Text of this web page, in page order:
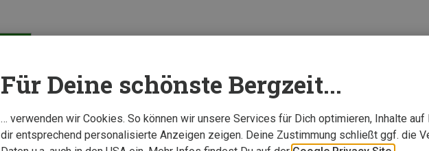
Für Deine schönste Bergzeit...
… verwenden wir Cookies. So können wir unsere Services für Dich optimieren, Inhalte auf
dir entsprechend personalisierte Anzeigen zeigen. Deine Zustimmung schließt ggf. die